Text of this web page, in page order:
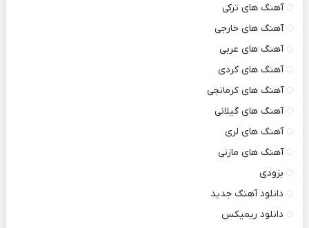
آهنگ های ترکی
آهنگ های خارجی
آهنگ های عربی
آهنگ های کردی
آهنگ های کرمانجی
آهنگ های گیلانی
آهنگ های لری
آهنگ های مازنی
بزودی
دانلود آهنگ جدید
دانلود ریمیکس